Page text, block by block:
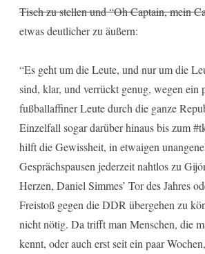
Tisch zu stellen und “Oh Captain, mein
etwas deutlicher zu äußern:
“Es geht um die Leute, und nur um die
sind, klar, und verrückt genug, wegen ein
fußballaffiner Leute durch die ganze
Einzelfall sogar darüber hinaus bis zum
hilft die Gewissheit, in etwaigen
Gesprächspausen jederzeit nahtlos zu
Herzen, Daniel Simmes’ Tor des Jahres
Freistoß gegen die DDR übergehen zu
nicht nötig. Da trifft man Menschen, die
kennt, oder auch erst seit ein paar